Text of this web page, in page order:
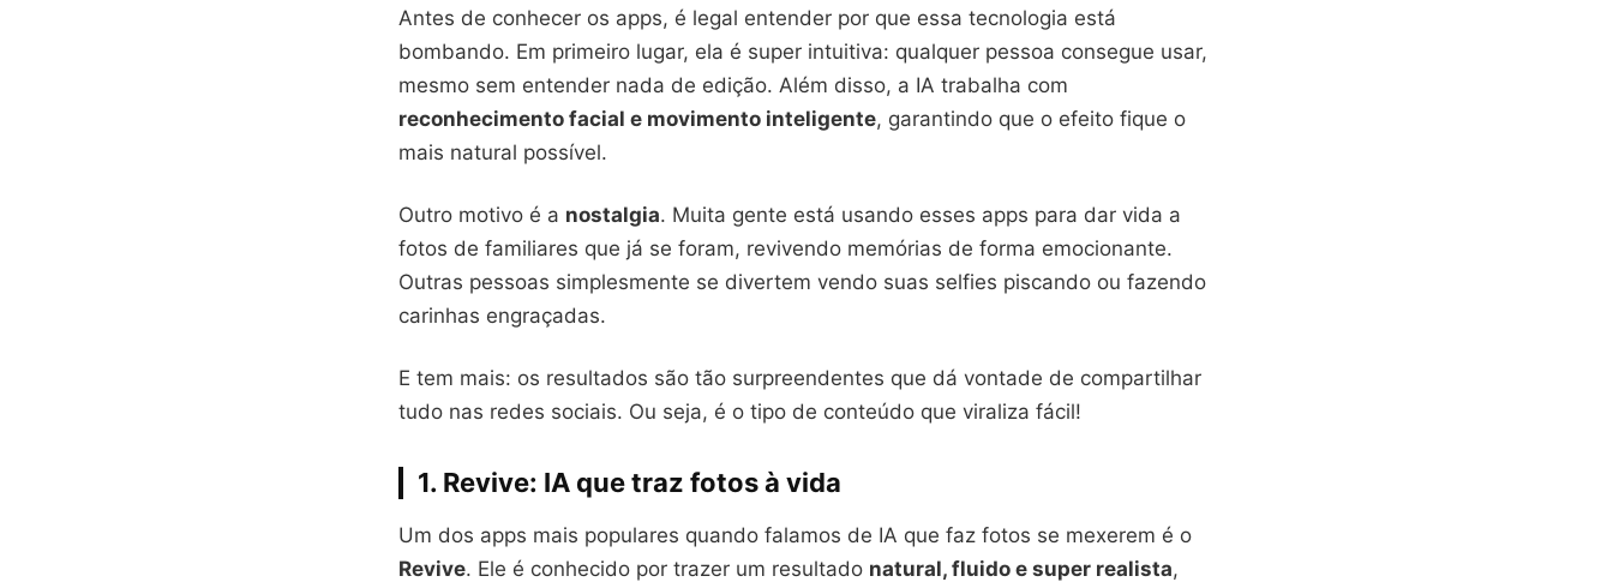
Antes de conhecer os apps, é legal entender por que essa tecnologia está
bombando. Em primeiro lugar, ela é super intuitiva: qualquer pessoa consegue usar,
mesmo sem entender nada de edição. Além disso, a IA trabalha com
reconhecimento facial e movimento inteligente, garantindo que o efeito fique o
mais natural possível.
Outro motivo é a nostalgia. Muita gente está usando esses apps para dar vida a
fotos de familiares que já se foram, revivendo memórias de forma emocionante.
Outras pessoas simplesmente se divertem vendo suas selfies piscando ou fazendo
carinhas engraçadas.
E tem mais: os resultados são tão surpreendentes que dá vontade de compartilhar
tudo nas redes sociais. Ou seja, é o tipo de conteúdo que viraliza fácil!
1. Revive: IA que traz fotos à vida
Um dos apps mais populares quando falamos de IA que faz fotos se mexerem é o
Revive. Ele é conhecido por trazer um resultado natural, fluido e super realista,